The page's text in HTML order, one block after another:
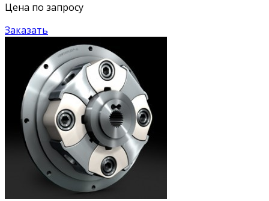
Цена по запросу
Заказать